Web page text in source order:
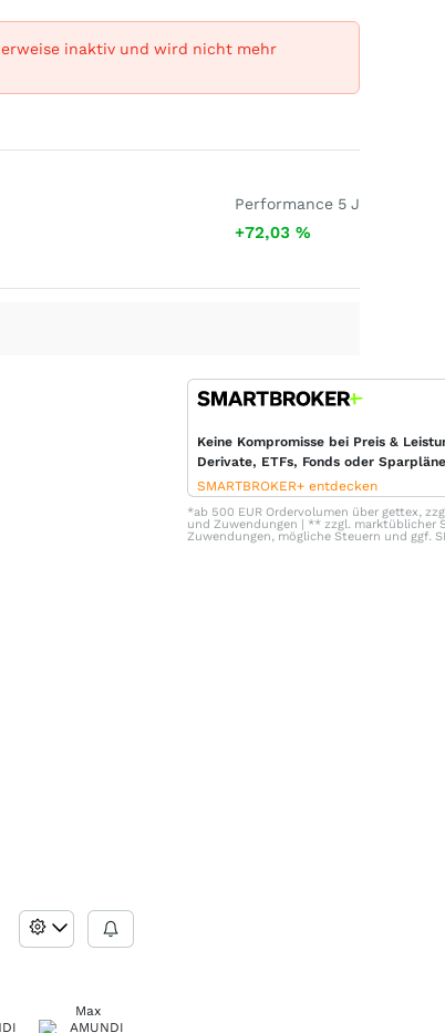
inaktiv und wird nicht mehr
Performance 5 J
+72,03 %
Max
Keine Kompromisse bei Preis &
Derivate, ETFs, Fonds oder Sparpläne
SMARTBROKER+ entdecken
*ab 500 EUR Ordervolumen über gettex,
und Zuwendungen | ** zzgl. marktüblicher
Zuwendungen, mögliche Steuern und ggf.